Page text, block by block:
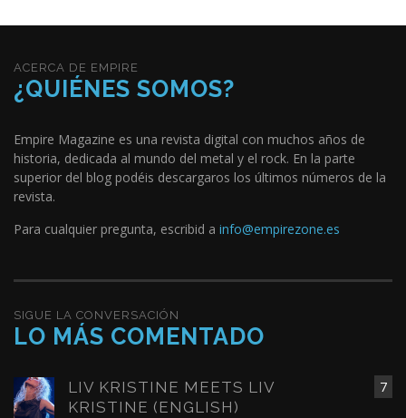
ACERCA DE EMPIRE
¿QUIÉNES SOMOS?
Empire Magazine es una revista digital con muchos años de
historia, dedicada al mundo del metal y el rock. En la parte
superior del blog podéis descargaros los últimos números de la
revista.
Para cualquier pregunta, escribid a info@empirezone.es
SIGUE LA CONVERSACIÓN
LO MÁS COMENTADO
7
LIV KRISTINE MEETS LIV
KRISTINE (ENGLISH)